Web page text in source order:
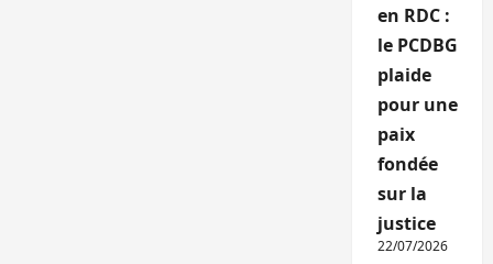
en RDC :
le PCDBG
plaide
pour une
paix
fondée
sur la
justice
22/07/2026